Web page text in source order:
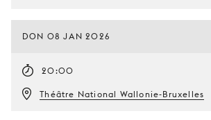
DON 08 JAN 2026
20:00
Théâtre National Wallonie-Bruxelles